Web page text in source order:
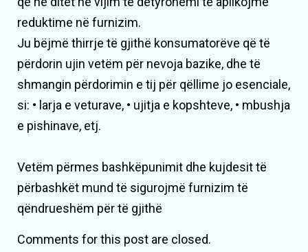
reduktime në furnizim.
Ju bëjmë thirrje të gjithë konsumatorëve që të
përdorin ujin vetëm për nevoja bazike, dhe të
shmangin përdorimin e tij për qëllime jo esenciale,
si: • larja e veturave, • ujitja e kopshteve, • mbushja
e pishinave, etj.
Vetëm përmes bashkëpunimit dhe kujdesit të
përbashkët mund të sigurojmë furnizim të
qëndrueshëm për të gjithë
Comments for this post are closed.